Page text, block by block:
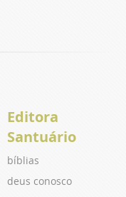
Editora
Santuário
bíblias
deus conosco